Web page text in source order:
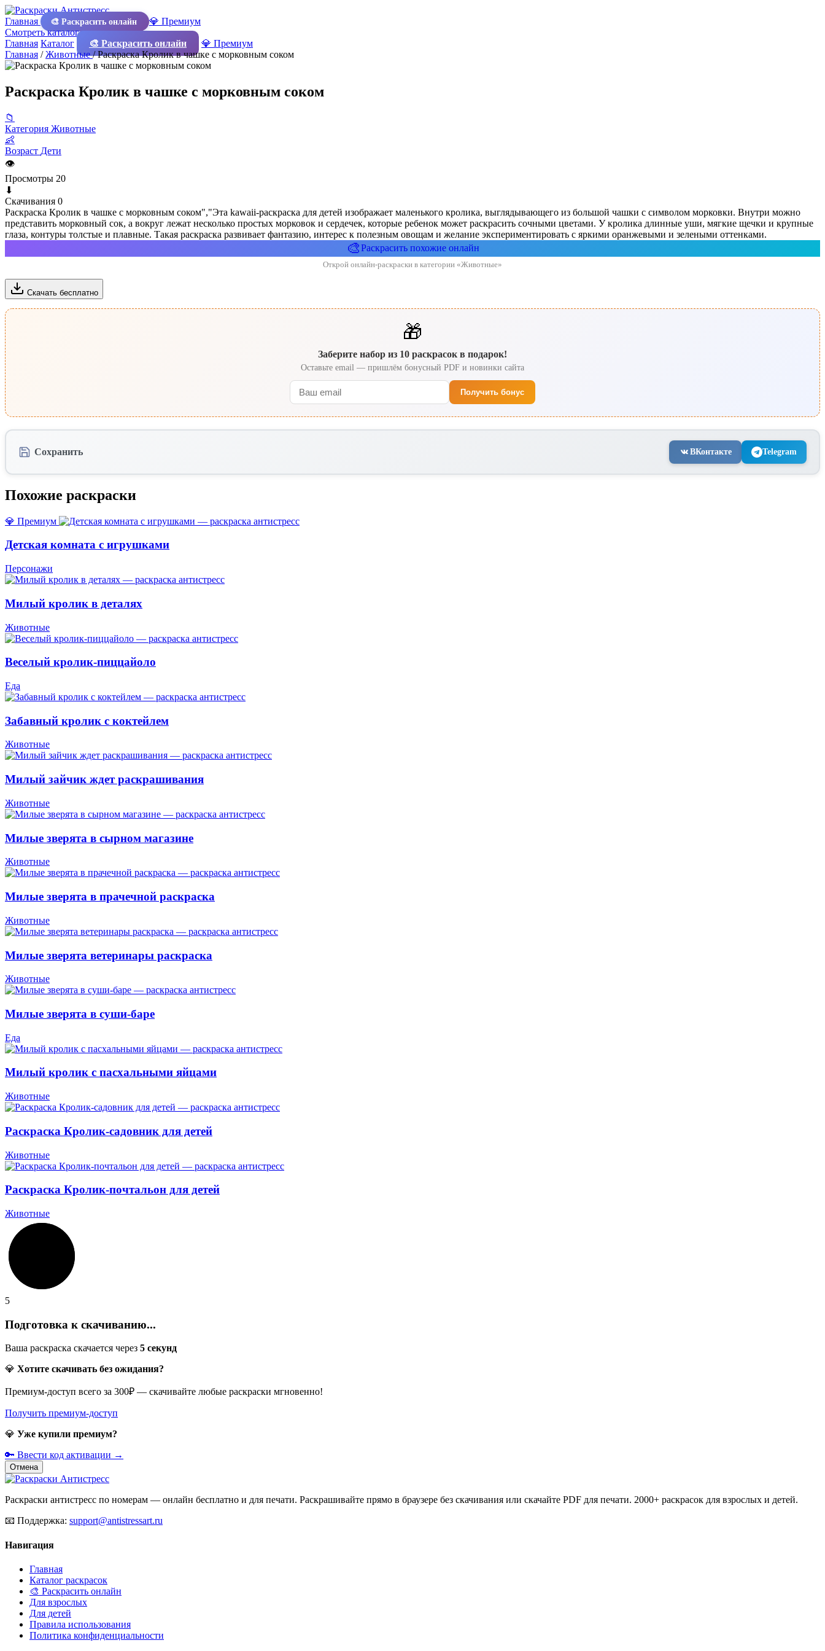
Главная 🎨 Раскрасить онлайн
💎 Премиум
Смотреть каталог
Главная Каталог 🎨 Раскрасить онлайн
💎 Премиум
Главная /Животные/Раскраска Кролик в чашке с морковным соком
Раскраска Кролик в чашке с морковным соком
📁
Категория Животные
👶
Возраст Дети
👁
Просмотры 20
⬇
Скачивания 0
Раскраска Кролик в чашке с морковным соком","Эта kawaii-раскраска для детей изображает маленького кролика, выглядывающего из большой чашки с символом морковки. Внутри можно
представить морковный сок, а вокруг лежат несколько простых морковок и сердечек, которые ребенок может раскрасить сочными цветами. У кролика длинные уши, мягкие щечки и крупные
глаза, контуры толстые и плавные. Такая раскраска развивает фантазию, интерес к полезным овощам и желание экспериментировать с яркими оранжевыми и зелеными оттенками.
🎨Раскрасить похожие онлайн
Открой онлайн-раскраски в категории «Животные»
Скачать бесплатно
🎁
Заберите набор из 10 раскрасок в подарок!
Оставьте email — пришлём бонусный PDF и новинки сайта
Получить бонус
Сохранить ВКонтакте Telegram
Похожие раскраски
💎 Премиум
Детская комната с игрушками
Персонажи
Милый кролик в деталях
Животные
Веселый кролик-пиццайоло
Еда
Забавный кролик с коктейлем
Животные
Милый зайчик ждет раскрашивания
Животные
Милые зверята в сырном магазине
Животные
Милые зверята в прачечной раскраска
Животные
Милые зверята ветеринары раскраска
Животные
Милые зверята в суши-баре
Еда
Милый кролик с пасхальными яйцами
Животные
Раскраска Кролик-садовник для детей
Животные
Раскраска Кролик-почтальон для детей
Животные
5
Подготовка к скачиванию...
Ваша раскраска скачается через 5 секунд
💎 Хотите скачивать без ожидания?
Премиум-доступ всего за 300₽ — скачивайте любые раскраски мгновенно!
Получить премиум-доступ
💎 Уже купили премиум?
🔑 Ввести код активации →
Отмена
Раскраски антистресс по номерам — онлайн бесплатно и для печати. Раскрашивайте прямо в браузере без скачивания или скачайте PDF для печати. 2000+ раскрасок для взрослых и детей.
📧 Поддержка: support@antistressart.ru
Навигация
Главная
Каталог раскрасок
🎨 Раскрасить онлайн
Для взрослых
Для детей
Правила использования
Политика конфиденциальности